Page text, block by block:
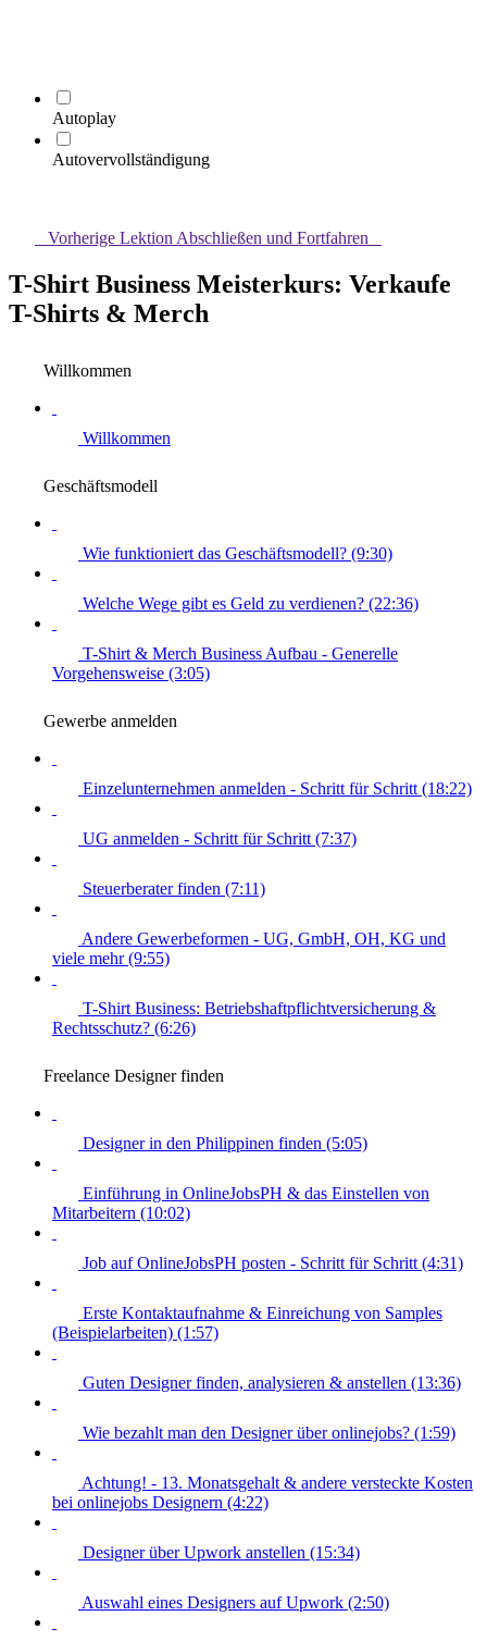
Autoplay
Autovervollständigung
Vorherige Lektion Abschließen und Fortfahren
T-Shirt Business Meisterkurs: Verkaufe
T-Shirts & Merch
Willkommen
Willkommen
Geschäftsmodell
Wie funktioniert das Geschäftsmodell? (9:30)
Welche Wege gibt es Geld zu verdienen? (22:36)
T-Shirt & Merch Business Aufbau - Generelle
Vorgehensweise (3:05)
Gewerbe anmelden
Einzelunternehmen anmelden - Schritt für Schritt (18:22)
UG anmelden - Schritt für Schritt (7:37)
Steuerberater finden (7:11)
Andere Gewerbeformen - UG, GmbH, OH, KG und
viele mehr (9:55)
T-Shirt Business: Betriebshaftpflichtversicherung &
Rechtsschutz? (6:26)
Freelance Designer finden
Designer in den Philippinen finden (5:05)
Einführung in OnlineJobsPH & das Einstellen von
Mitarbeitern (10:02)
Job auf OnlineJobsPH posten - Schritt für Schritt (4:31)
Erste Kontaktaufnahme & Einreichung von Samples
(Beispielarbeiten) (1:57)
Guten Designer finden, analysieren & anstellen (13:36)
Wie bezahlt man den Designer über onlinejobs? (1:59)
Achtung! - 13. Monatsgehalt & andere versteckte Kosten
bei onlinejobs Designern (4:22)
Designer über Upwork anstellen (15:34)
Auswahl eines Designers auf Upwork (2:50)